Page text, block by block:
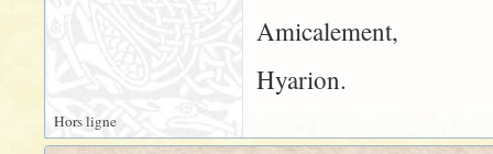
Amicalement,
Hyarion.
Hors ligne